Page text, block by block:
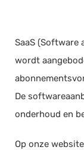
CRM
Sales
Offerte
SaaS (Software
wordt
De
onderhoud en
Op onze